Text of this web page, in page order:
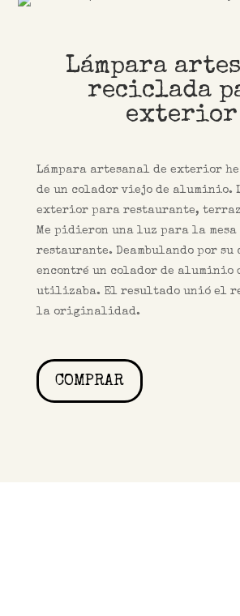
Lámpara
reciclada
exterior
Lámpara artesanal de exterior
de un colador viejo de aluminio.
exterior para restaurante,
Me pidieron una luz para la mesa
restaurante. Deambulando por su
encontré un colador de aluminio
utilizaba. El resultado unió el
la originalidad.
COMPRAR